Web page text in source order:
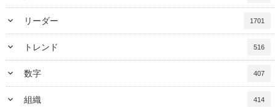
keyboard_arrow_down リーダー 1701
keyboard_arrow_down トレンド 516
keyboard_arrow_down 数字 407
keyboard_arrow_down 組織 414